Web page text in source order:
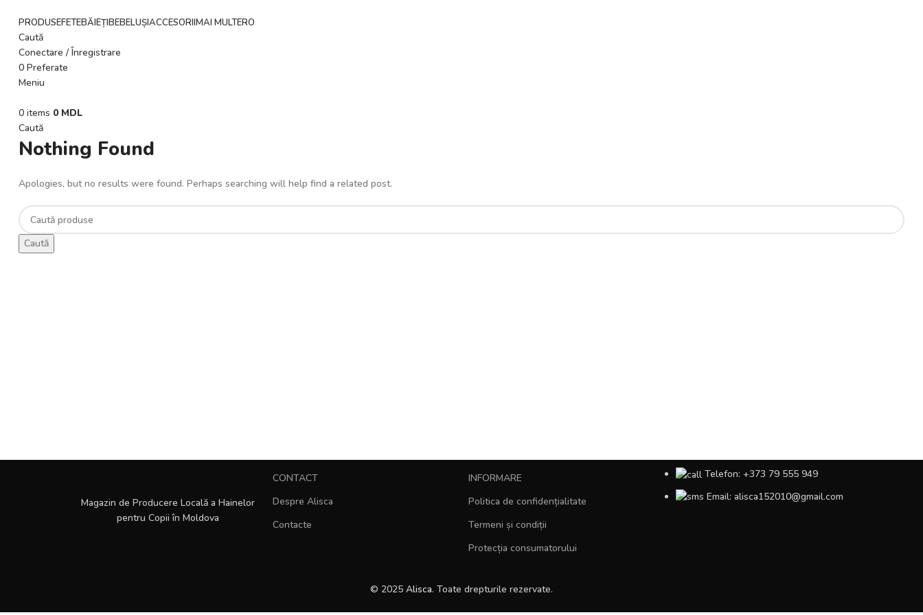
PRODUSEFETEBĂIEȚIBEBELUȘIACCESORIIMAI MULTERO
Caută
Conectare / Înregistrare
0 Preferate
Meniu
0 items 0 MDL
Caută
Nothing Found
Apologies, but no results were found. Perhaps searching will help find a related post.
Caută
Magazin de Producere Locală a Hainelor
pentru Copii în Moldova
CONTACT
Despre Alisca
Contacte
INFORMARE
Politica de confidențialitate
Termeni și condiții
Protecția consumatorului
Telefon: +373 79 555 949
Email: alisca152010@gmail.com
© 2025 Alisca. Toate drepturile rezervate.